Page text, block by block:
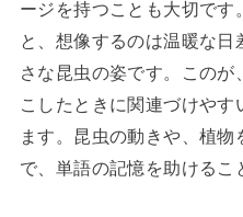
ージを持つことも大切です
と、想像するのは温暖な
さな昆虫の姿です。この
こしたときに関連づけやす
ます。昆虫の動きや、植
で、単語の記憶を助けるこ